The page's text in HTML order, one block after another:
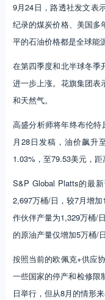
9月24日，路透社发文表
纪录的煤炭价格、美国多
平的石油价格都是全球能
在第四季度和北半球冬季
进一步上涨。花旗集团表
和天然气。
高盛分析师将年终布伦
月28日发稿，油价飙升
1.03%，至79.53美元，距
S&P Global Platts的最
2,697万桶/日，较7月增
作伙伴产量为1,329万桶/
的原油产量仅增加5万桶/
按照当前的欧佩克+供应
一些国家的停产和检修限
日举行，但从8月的情形